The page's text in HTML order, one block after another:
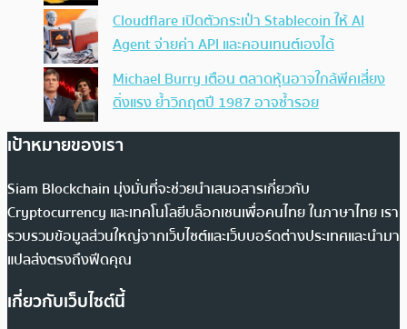
Cloudflare เปิดตัวกระเป๋า Stablecoin ให้ AI
Agent จ่ายค่า API และคอนเทนต์เองได้
Michael Burry เตือน ตลาดหุ้นอาจใกล้พีคเสี่ยง
ดิ่งแรง ย้ำวิกฤตปี 1987 อาจซ้ำรอย
เป้าหมายของเรา
Siam Blockchain มุ่งมั่นที่จะช่วยนำเสนอสารเกี่ยวกับ
Cryptocurrency และเทคโนโลยีบล็อกเชนเพื่อคนไทย ในภาษาไทย เรา
รวบรวมข้อมูลส่วนใหญ่จากเว็บไซต์และเว็บบอร์ดต่างประเทศและนำมา
แปลส่งตรงถึงฟีดคุณ
เกี่ยวกับเว็บไซต์นี้